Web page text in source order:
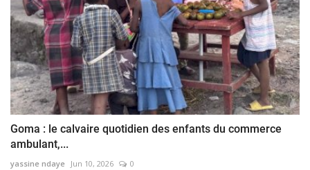
Goma : le calvaire quotidien des enfants du commerce
ambulant,...
yassine ndaye Jun 10, 2026 0